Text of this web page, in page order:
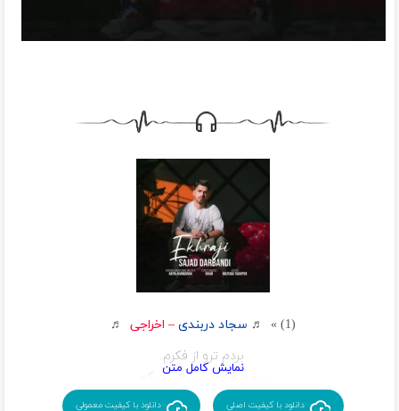
(1) » ♬ سجاد دربندی – اخراجی
♬
بردم ترو از فکرم
برو از فکرم بس کن دیگه
بس کن دیگهدانلود با کیفیت اصلی دانلود با کیفیت معمولی